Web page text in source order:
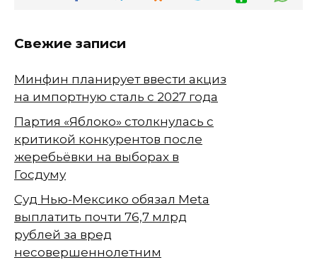
Свежие записи
Минфин планирует ввести акциз
на импортную сталь с 2027 года
Партия «Яблоко» столкнулась с
критикой конкурентов после
жеребьёвки на выборах в
Госдуму
Суд Нью-Мексико обязал Meta
выплатить почти 76,7 млрд
рублей за вред
несовершеннолетним